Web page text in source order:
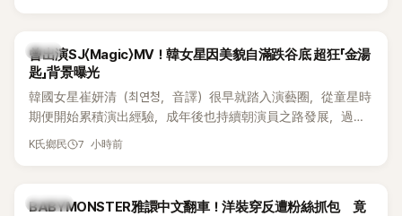
倆婚後甜蜜日常近日曝光，超閃互動讓觀眾直呼太甜。
韓星
曾出演SJ〈Magic〉MV！韓女星因美貌自滿跌谷底 超狂「金湯
匙」背景曝光
韓國女星崔妍清（최연청，音譯）很早就踏入演藝圈，從童星時
期便開始累積演出經驗，成年後也持續朝演員之路發展，過去
更曾出演Super Junior歌曲〈Magic〉MV。近日她登上JTBC綜藝
K氏鄉民 7 小時前
K-POP
BABYMONSTER雅譞中文翻車！洋裝穿反遭粉絲抓包 竟